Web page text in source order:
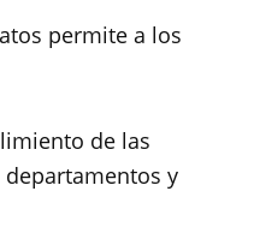
permite a los
de las
y